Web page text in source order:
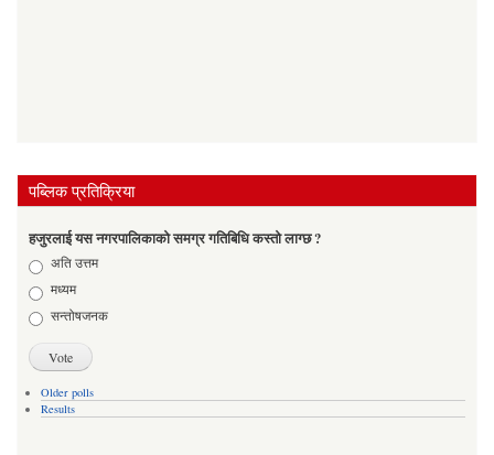
पब्लिक प्रतिक्रिया
हजुरलाई यस नगरपालिकाको समग्र गतिबिधि कस्तो लाग्छ ?
Choicesअति उत्तम
मध्यम
सन्तोषजनक
Older polls
Results